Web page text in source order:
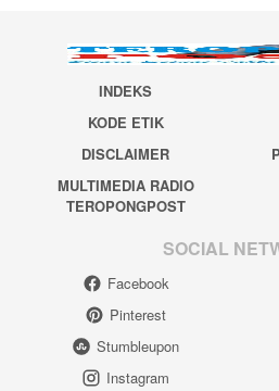
INDEKS
KODE ETIK
DISCLAIMER
MULTIMEDIA RADIO
TEROPONGPOST
SOCIAL
Facebook
Pinterest
Stumbleupon
Instagram